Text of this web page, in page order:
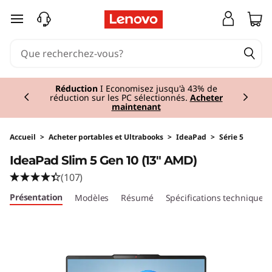
P
a
d
S
passer au contenu principal
RéductionI Economisez jusqu'à 43% de
réduction sur les PC sélectionnés. Acheter
maintenant
Currently displaying item 1 of 2
Accueil > Acheter portables et Ultrabooks > IdeaPad > Série 5
IdeaPad Slim 5 Gen 10 (13" AMD)
(107)
Présentation Modèles Résumé Spécifications techniques